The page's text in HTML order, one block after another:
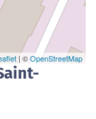
| ©OpenStreetMap